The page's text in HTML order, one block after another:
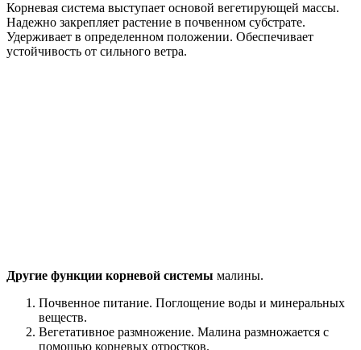
Корневая система выступает основой вегетирующей массы.
Надежно закрепляет растение в почвенном субстрате.
Удерживает в определенном положении. Обеспечивает
устойчивость от сильного ветра.
Другие функции корневой системы малины.
Почвенное питание. Поглощение воды и минеральных
веществ.
Вегетативное размножение. Малина размножается с
помощью корневых отростков.